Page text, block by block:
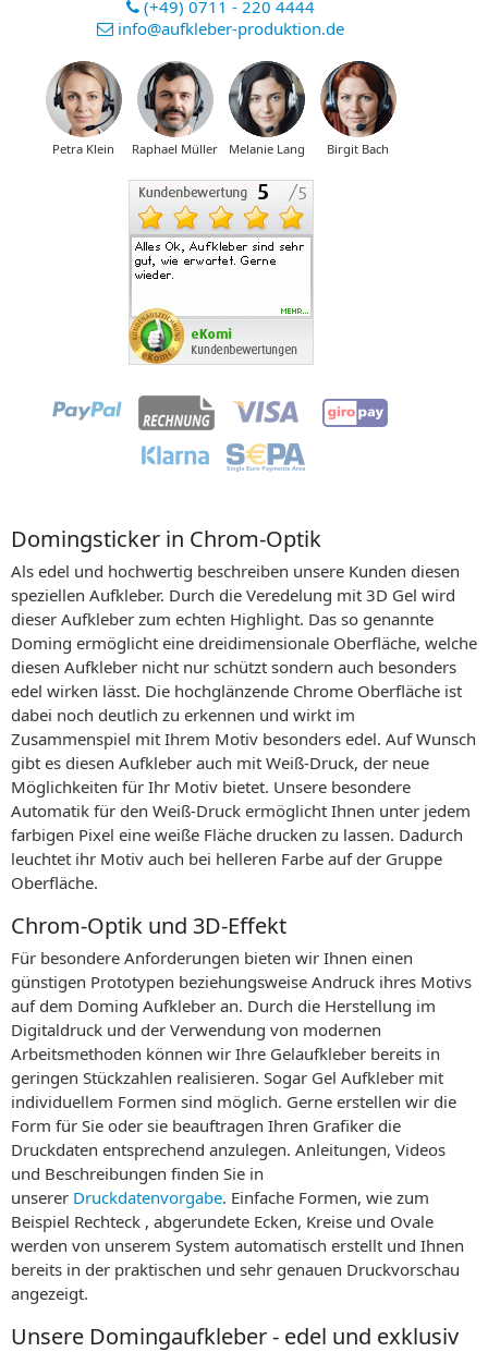
(+49) 0711 - 220 4444
info@aufkleber-produktion.de
Petra Klein Raphael Müller Melanie Lang Birgit Bach
Domingsticker in Chrom-Optik
Als edel und hochwertig beschreiben unsere Kunden diesen
speziellen Aufkleber. Durch die Veredelung mit 3D Gel wird
dieser Aufkleber zum echten Highlight. Das so genannte
Doming ermöglicht eine dreidimensionale Oberfläche, welche
diesen Aufkleber nicht nur schützt sondern auch besonders
edel wirken lässt. Die hochglänzende Chrome Oberfläche ist
dabei noch deutlich zu erkennen und wirkt im
Zusammenspiel mit Ihrem Motiv besonders edel. Auf Wunsch
gibt es diesen Aufkleber auch mit Weiß-Druck, der neue
Möglichkeiten für Ihr Motiv bietet. Unsere besondere
Automatik für den Weiß-Druck ermöglicht Ihnen unter jedem
farbigen Pixel eine weiße Fläche drucken zu lassen. Dadurch
leuchtet ihr Motiv auch bei helleren Farbe auf der Gruppe
Oberfläche.
Chrom-Optik und 3D-Effekt
Für besondere Anforderungen bieten wir Ihnen einen
günstigen Prototypen beziehungsweise Andruck ihres Motivs
auf dem Doming Aufkleber an. Durch die Herstellung im
Digitaldruck und der Verwendung von modernen
Arbeitsmethoden können wir Ihre Gelaufkleber bereits in
geringen Stückzahlen realisieren. Sogar Gel Aufkleber mit
individuellem Formen sind möglich. Gerne erstellen wir die
Form für Sie oder sie beauftragen Ihren Grafiker die
Druckdaten entsprechend anzulegen. Anleitungen, Videos
und Beschreibungen finden Sie in
unserer Druckdatenvorgabe. Einfache Formen, wie zum
Beispiel Rechteck , abgerundete Ecken, Kreise und Ovale
werden von unserem System automatisch erstellt und Ihnen
bereits in der praktischen und sehr genauen Druckvorschau
angezeigt.
Unsere Domingaufkleber - edel und exklusiv